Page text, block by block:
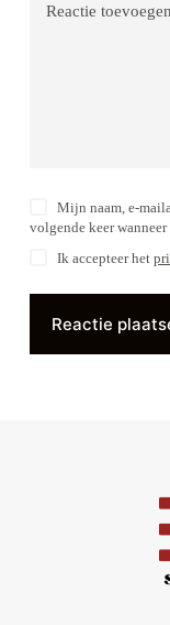
Reactie toevoegen
Mijn naam, e-
volgende keer
Ik accepteer het
Reactie